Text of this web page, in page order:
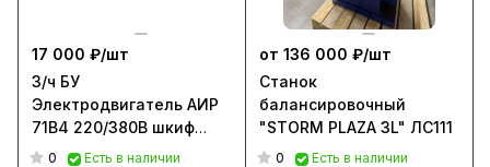
17 000 ₽/шт
З/ч БУ
Электродвигатель АИР
71В4 220/380В шкиф
ручейковый
0 Есть в наличии
от 136 000 ₽/шт
Станок
балансировочный
"STORM PLAZA 3L" ЛС111
0
Есть в наличии